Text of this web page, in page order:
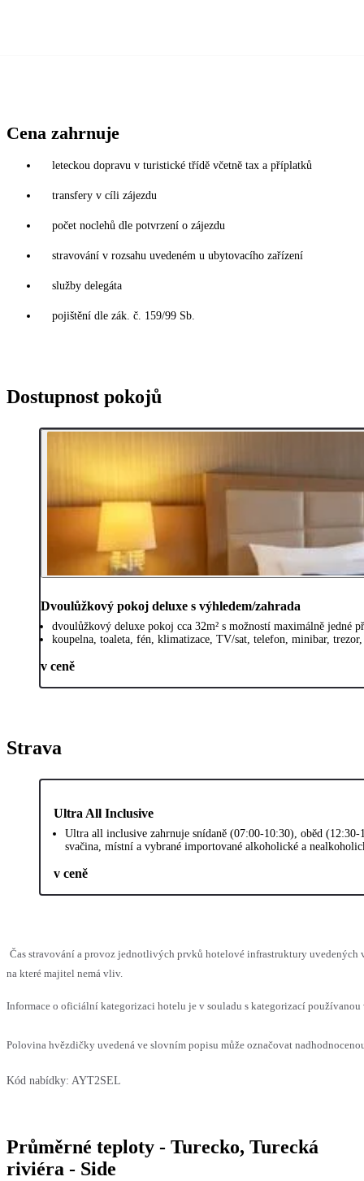
Cena zahrnuje
leteckou dopravu v turistické třídě včetně tax a příplatků
transfery v cíli zájezdu
počet noclehů dle potvrzení o zájezdu
stravování v rozsahu uvedeném u ubytovacího zařízení
služby delegáta
pojištění dle zák. č. 159/99 Sb.
Dostupnost pokojů
Dvoulůžkový pokoj deluxe s výhledem/zahrada
dvoulůžkový deluxe pokoj cca 32m² s možností maximálně jedné
koupelna, toaleta, fén, klimatizace, TV/sat, telefon, minibar, trezor,
v ceně
Strava
Ultra All Inclusive
Ultra all inclusive zahrnuje snídaně (07:00-10:30), oběd
svačina, místní a vybrané importované alkoholické a
v ceně
Čas stravování a provoz jednotlivých prvků hotelové infrastruktury uvedených
na které majitel nemá vliv.
Informace o oficiální kategorizaci hotelu je v souladu s kategorizací
Polovina hvězdičky uvedená ve slovním popisu může označovat
Kód nabídky: AYT2SEL
Průměrné teploty - Turecko, Turecká
riviéra - Side